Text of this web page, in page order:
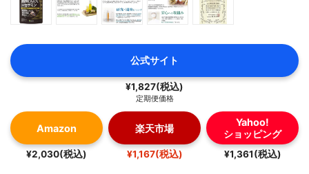
公式サイト
¥1,827(税込)
定期便価格
Amazon
¥2,030(税込)
楽天市場
¥1,167(税込)
Yahoo!
ショッピング
¥1,361(税込)